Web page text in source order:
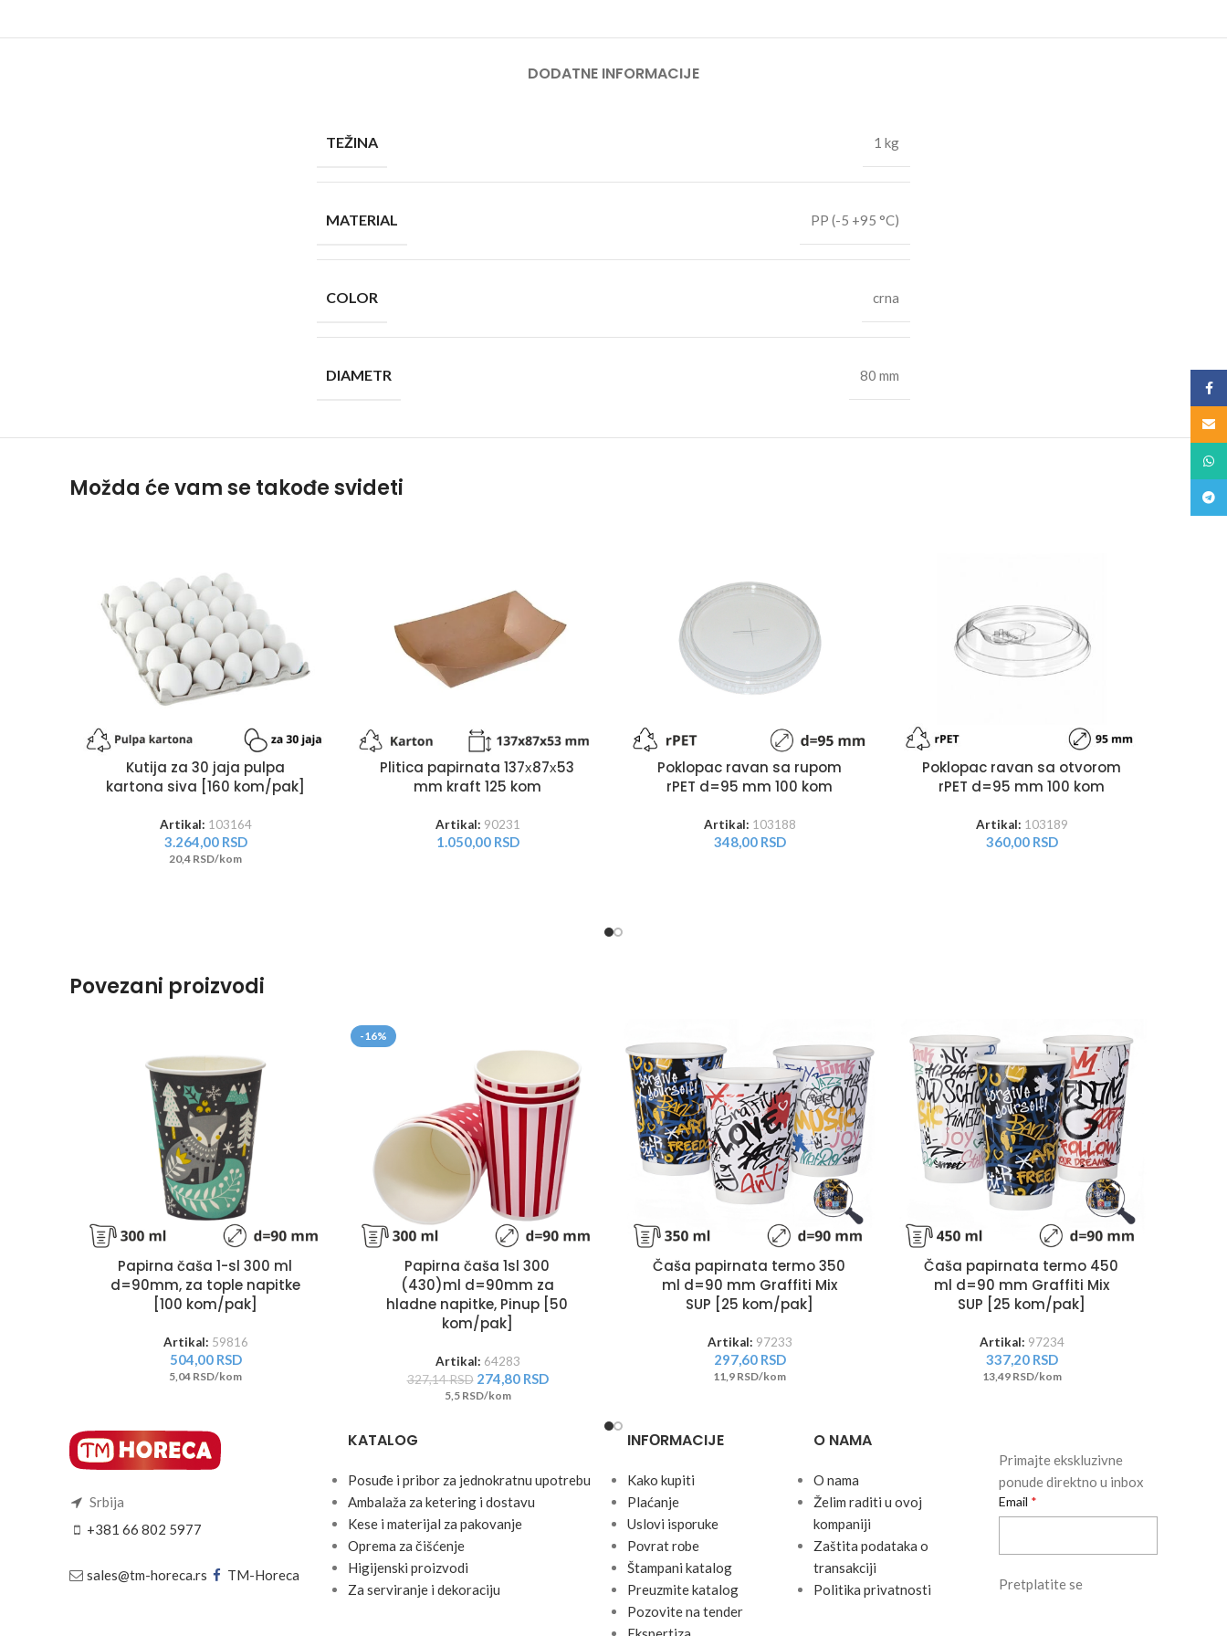
DODATNE INFORMACIJE
TEŽINA 1 kg
MATERIAL PP (-5 +95 °C)
COLOR crna
DIAMETR 80 mm
Možda će vam se takođe svideti
Kutija za 30 jaja pulpa
kartona siva [160 kom/pak]
Artikal: 103164
3.264,00 RSD
20,4 RSD/kom
Plitica papirnata 137х87х53
mm kraft 125 kom
Artikal: 90231
1.050,00 RSD
Poklopac ravan sa rupom
rPET d=95 mm 100 kom
Artikal: 103188
348,00 RSD
Poklopac ravan sa otvorom
rPET d=95 mm 100 kom
Artikal: 103189
360,00 RSD
Povezani proizvodi
Papirna čaša 1-sl 300 ml
d=90mm, za tople napitke
[100 kom/pak]
Artikal: 59816
504,00 RSD
5,04 RSD/kom
-16%
Papirna čaša 1sl 300
(430)ml d=90mm za
hladne napitke, Pinup [50
kom/pak]
Artikal: 64283
327,14RSD 274,80 RSD
5,5 RSD/kom
Čaša papirnata termo 350
ml d=90 mm Graffiti Mix
SUP [25 kom/pak]
Artikal: 97233
297,60 RSD
11,9 RSD/kom
Čaša papirnata termo 450
ml d=90 mm Graffiti Mix
SUP [25 kom/pak]
Artikal: 97234
337,20 RSD
13,49 RSD/kom
Srbija
+381 66 802 5977
sales@tm-horeca.rs TM-Horeca
KATALOG
Posuđe i pribor za jednokratnu upotrebu
Ambalaža za ketering i dostavu
Kese i materijal za pakovanje
Oprema za čišćenje
Higijenski proizvodi
Za serviranje i dekoraciju
INFОRMACIJE
Kako kupiti
Plaćanje
Uslоvi ispоruke
Pоvrat rоbe
Štampani katalog
Preuzmite katalog
Pozovite na tender
O NAMA
O nama
Želim raditi u ovoj
kompaniji
Zaštita podataka o
transakciji
Politika privatnosti
Primajte ekskluzivne
ponude direktno u inbox
Email
Pretplatite se
Email